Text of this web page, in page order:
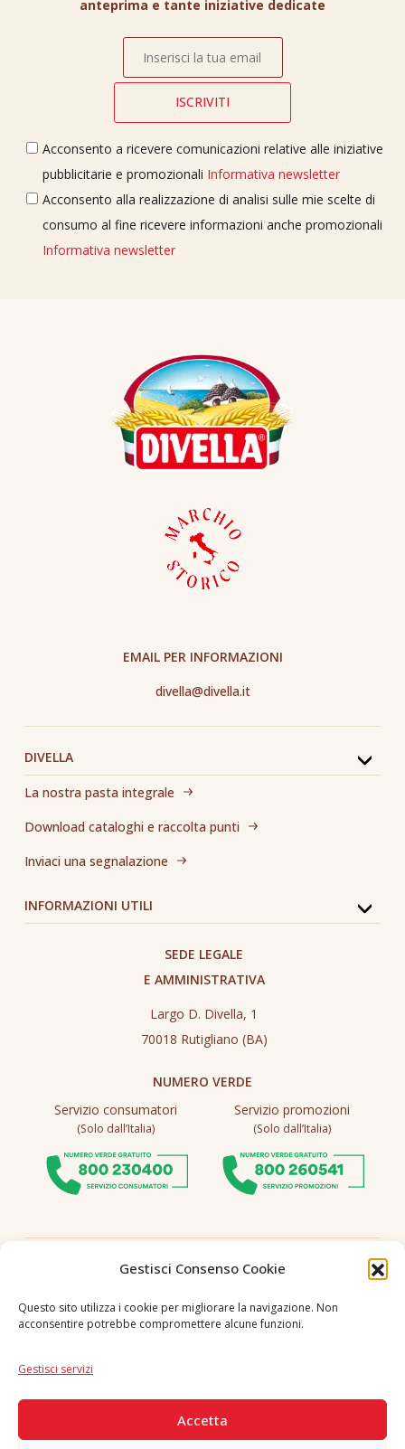
Gestisci Consenso Cookie
Questo sito utilizza i cookie per migliorare la navigazione. Non
acconsentire potrebbe compromettere alcune funzioni.
Gestisci servizi
Accetta
anteprima e tante iniziative dedicate
Acconsento a ricevere comunicazioni relative alle iniziative
pubblicitarie e promozionali Informativa newsletter
Acconsento alla realizzazione di analisi sulle mie scelte di
consumo al fine ricevere informazioni anche promozionali
Informativa newsletter
DIVELLA
La nostra pasta integrale
Download cataloghi e raccolta punti
Inviaci una segnalazione
INFORMAZIONI UTILI
EMAIL PER INFORMAZIONI
divella@divella.it
SEDE LEGALE
E AMMINISTRATIVA
Largo D. Divella, 1
70018 Rutigliano (BA)
NUMERO VERDE
Servizio consumatori
(Solo dall’Italia)
Servizio promozioni
(Solo dall’Italia)
Seguici